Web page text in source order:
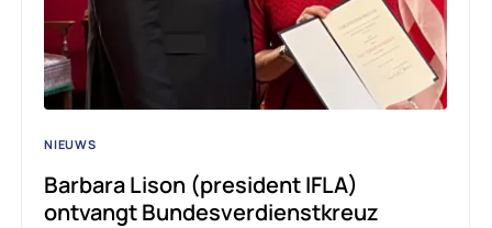
NIEUWS
Barbara Lison (president IFLA)
ontvangt Bundesverdienstkreuz